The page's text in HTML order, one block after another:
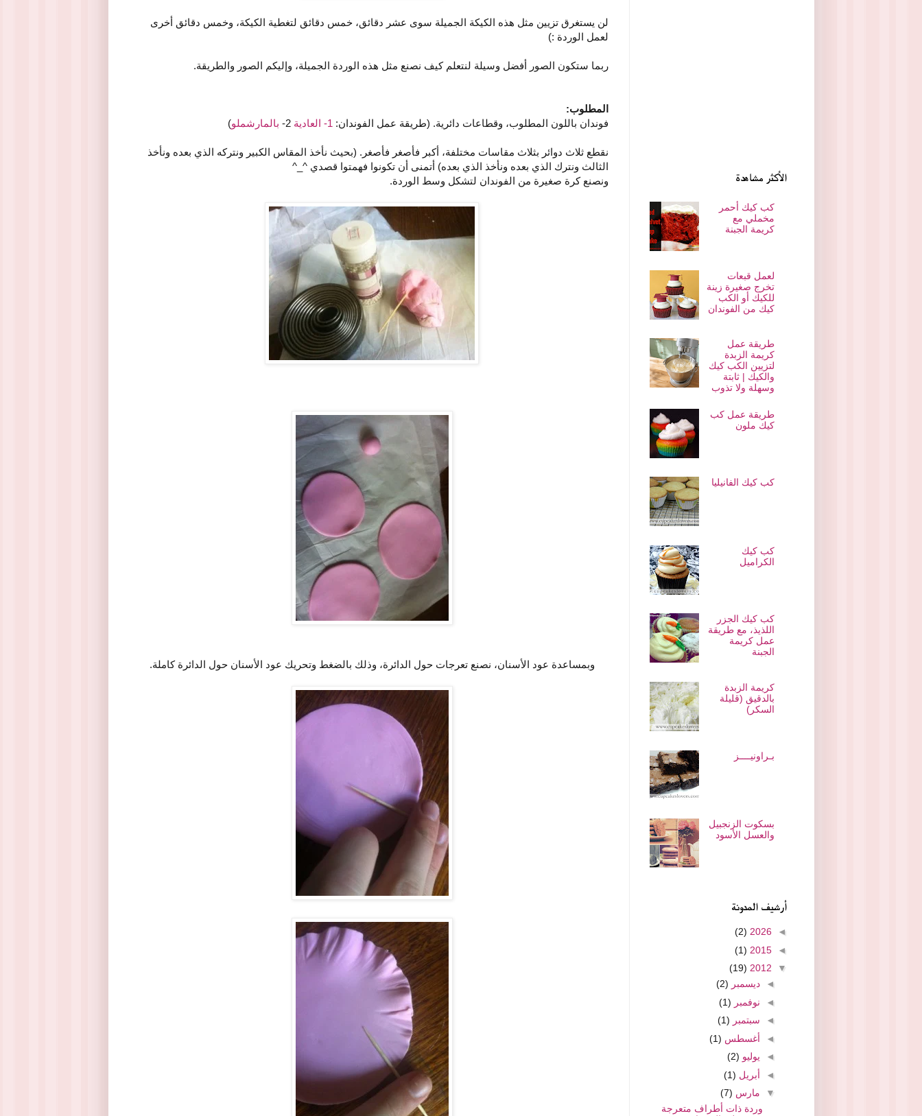
لن يستغرق تزيين مثل هذه الكيكة الجميلة سوى عشر دقائق، خمس دقائق لتغطية الكيكة، وخمس دقائق أخرى
لعمل الوردة :)
ربما ستكون الصور أفضل وسيلة لنتعلم كيف نصنع مثل هذه الوردة الجميلة، وإليكم الصور والطريقة.
المطلوب:
فوندان باللون المطلوب، وقطاعات دائرية. (طريقة عمل الفوندان: 1- العادية 2- بالمارشملو)
نقطع ثلاث دوائر بثلاث مقاسات مختلفة، أكبر فأصغر فأصغر. (بحيث نأخذ المقاس الكبير ونتركه الذي بعده ونأخذ
الثالث ونترك الذي بعده ونأخذ الذي بعده) أتمنى أن تكونوا فهمتوا قصدي ^_^
ونصنع كرة صغيرة من الفوندان لتشكل وسط الوردة.
وبمساعدة عود الأسنان، نصنع تعرجات حول الدائرة، وذلك بالضغط وتحريك عود الأسنان حول الدائرة كاملة.
الأكثر مشاهدة
كب كيك أحمر
مخملي مع
كريمة الجبنة
لعمل قبعات
تخرج صغيرة زينة
للكيك أو الكب
كيك من الفوندان
طريقة عمل
كريمة الزبدة
لتزيين الكب كيك
والكيك | ثابتة
وسهلة ولا تذوب
طريقة عمل كب
كيك ملون
كب كيك الفانيليا
كب كيك
الكراميل
كب كيك الجزر
اللذيذ، مع طريقة
عمل كريمة
الجبنة
كريمة الزبدة
بالدقيق (قليلة
السكر)
بـراونيــــز
بسكوت الزنجبيل
والعسل الأسود
أرشيف المدونة
◄
2026
(2)
◄
2015
(1)
▼
2012
(19)
◄ديسمبر (2)
◄ نوفمبر (1)
◄ سبتمبر (1)
◄ أغسطس (1)
◄ يوليو (2)
◄ أبريل (1)
▼ مارس (7)
وردة ذات أطراف متعرجة